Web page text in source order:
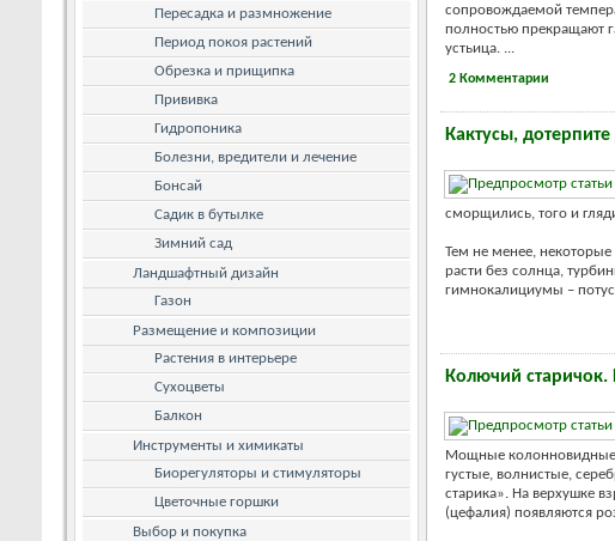
сопровождаемой
полностью прекращают
устьица. ...
2 Комментарии
Кактусы,
сморщились, того и
Тем не менее,
расти без солнца,
гимнокалициумы –
Колючий старичок.
Мощные колонновидные
густые, волнистые,
старика». На верхушке
(цефалия) появляются
Пересадка и размножение
Период покоя растений
Обрезка и прищипка
Прививка
Гидропоника
Болезни, вредители и лечение
Бонсай
Садик в бутылке
Зимний сад
Ландшафтный дизайн
Газон
Размещение и композиции
Растения в интерьере
Сухоцветы
Балкон
Инструменты и химикаты
Биорегуляторы и стимуляторы
Цветочные горшки
Выбор и покупка